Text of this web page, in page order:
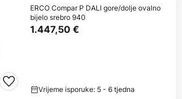
ERCO Compar P DALI gore/dolje ovalno
bijelo srebro 940
1.447,50 €
Vrijeme isporuke: 5 - 6 tjedna